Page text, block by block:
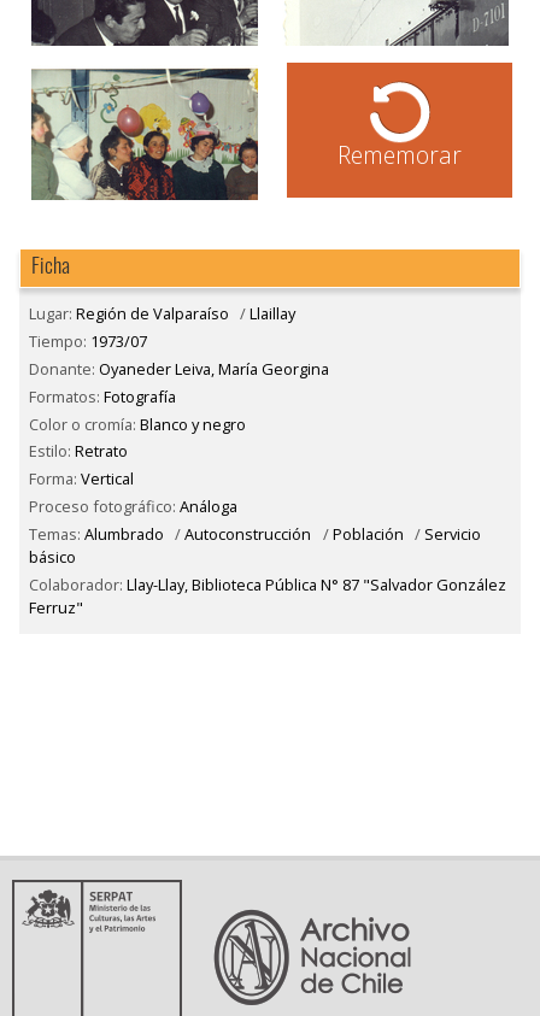
Rememorar
Ficha
Lugar: Región de Valparaíso /Llaillay
Tiempo: 1973/07
Donante: Oyaneder Leiva, María Georgina
Formatos: Fotografía
Color o cromía: Blanco y negro
Estilo: Retrato
Forma: Vertical
Proceso fotográfico: Análoga
Temas: Alumbrado /Autoconstrucción /Población / Servicio
básico
Colaborador: Llay-Llay, Biblioteca Pública N° 87 "Salvador González
Ferruz"